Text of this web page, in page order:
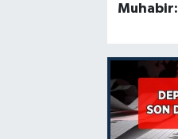
Muhabir: